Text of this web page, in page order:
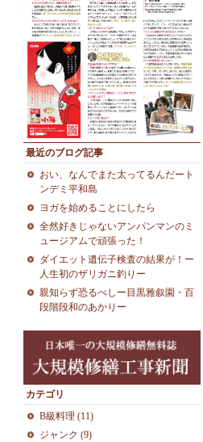
最近のブログ記事
おい、なんでまた太ってるんだート
ンデミ平和島
ヨガを始めることにしたら
全然好きじゃないアンパンマンのミ
ュージアムで頑張った！
ダイエット遺伝子検査の結果が！ー
人生初のザリガニ釣りー
親知らず恐るべしー目黒雅叙園・百
段階段和のあかりー
カテゴリ
B級料理 (11)
ジャンク (9)